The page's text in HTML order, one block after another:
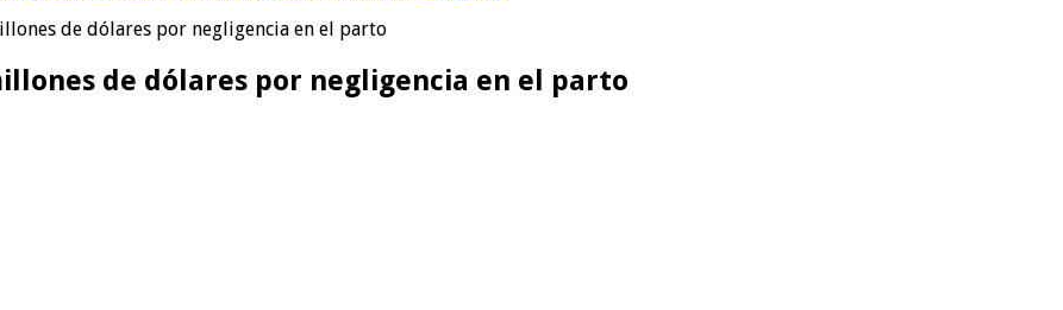
de dólares por negligencia en el parto
de dólares por negligencia en el parto